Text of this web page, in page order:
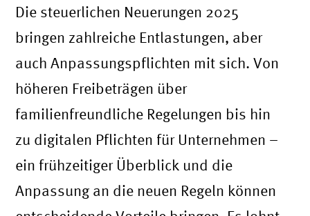
Die steuerlichen Neuerungen 2025
bringen zahlreiche Entlastungen, aber
auch Anpassungspflichten mit sich. Von
höheren Freibeträgen über
familienfreundliche Regelungen bis hin
zu digitalen Pflichten für Unternehmen –
ein frühzeitiger Überblick und die
Anpassung an die neuen Regeln können